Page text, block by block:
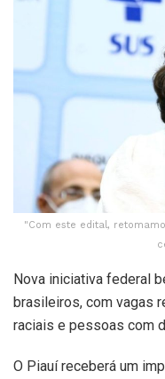
"Com este edital,
Nova iniciativa federal
brasileiros, com vagas
raciais e pessoas com
O Piauí receberá um